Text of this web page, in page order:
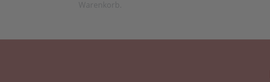
Warenkorb.